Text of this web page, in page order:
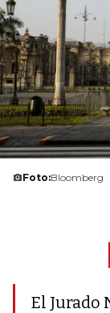
Foto:Bloomberg
El Jurado